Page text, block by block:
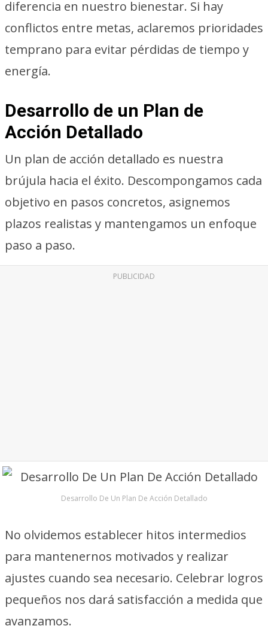
diferencia en nuestro bienestar. Si hay
conflictos entre metas, aclaremos prioridades
temprano para evitar pérdidas de tiempo y
energía.
Desarrollo de un Plan de
Acción Detallado
Un plan de acción detallado es nuestra
brújula hacia el éxito. Descompongamos cada
objetivo en pasos concretos, asignemos
plazos realistas y mantengamos un enfoque
paso a paso.
PUBLICIDAD
Desarrollo De Un Plan De Acción Detallado
No olvidemos establecer hitos intermedios
para mantenernos motivados y realizar
ajustes cuando sea necesario. Celebrar logros
pequeños nos dará satisfacción a medida que
avanzamos.